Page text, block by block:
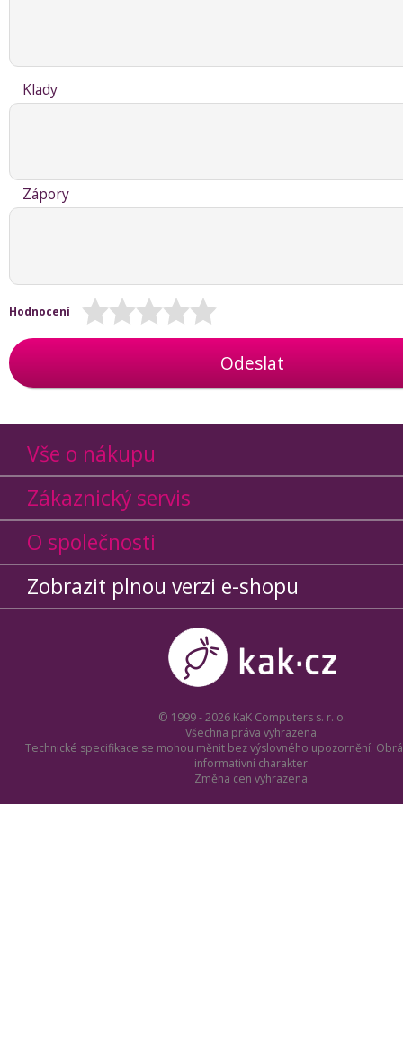
Klady
Zápory
Hodnocení
Odeslat
Vše o nákupu
Zákaznický servis
O společnosti
Zobrazit plnou verzi e-shopu
© 1999 - 2026 KaK Computers s. r. o.
Všechna práva vyhrazena.
Technické specifikace se mohou měnit bez výslovného upozornění.
informativní charakter.
Změna cen vyhrazena.